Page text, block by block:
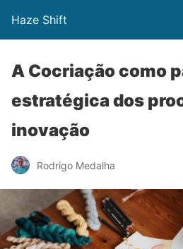
Haze Shift
A Cocriação como
estratégica dos
inovação
Rodrigo Medalha